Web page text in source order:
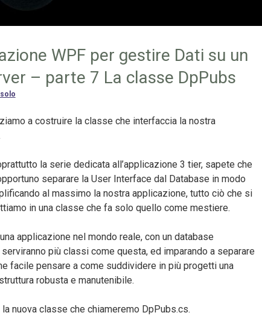
WPF per gestire Dati su un
– parte 7 La classe DpPubs
a costruire la classe che interfaccia la nostra
la serie dedicata all’applicazione 3 tier, sapete che
separare la User Interface dal Database in modo
al massimo la nostra applicazione, tutto ciò che si
in una classe che fa solo quello come mestiere.
applicazione nel mondo reale, con un database
più classi come questa, ed imparando a separare
facile pensare a come suddividere in più progetti una
robusta e manutenibile.
nuova classe che chiameremo DpPubs.cs.